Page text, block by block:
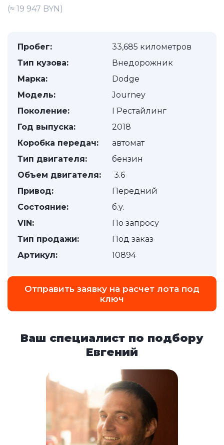
(≈ 19 947 BYN)
Пробег:
33,685 километров
Тип кузова:
Внедорожник
Марка:
Dodge
Модель:
Journey
Поколение:
I Рестайлинг
Год выпуска:
2018
Коробка передач:
автомат
Тип двигателя:
бензин
Объем двигателя:
3.6
Привод:
Передний
Состояние:
б.у.
VIN:
По запросу
Тип продажи:
Под заказ
Артикул:
10894
Отправить заявку на расчет лота под
ключ
Ваш специалист по подбору
Евгений